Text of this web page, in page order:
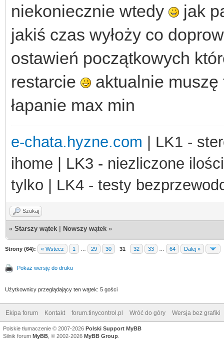
niekoniecznie wtedy
jak
jakiś czas wyłoży co
ostawień początkowych
restarcie
aktualnie
łapanie max min
e-chata.hyzne.com | LK1 -
ihome | LK3 - niezliczone
tylko | LK4 - testy
Szukaj
« Starszy wątek Nowszy wątek »
Strony (64): « Wstecz 1 29 30 31 32 33 64 Dalej »
Pokaż wersję do druku
Użytkownicy przeglądający ten wątek: 5 gości
Ekipa forum Kontakt forum.tinycontrol.pl Wróć do góry Wersja bez grafiki
Polskie tłumaczenie © 2007-2026 Polski Support MyBB
Silnik forum MyBB , © 2002-2026 MyBB Group